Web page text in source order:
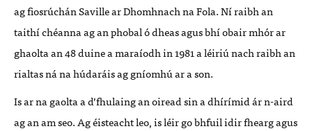
ag fiosrúchán Saville ar Dhomhnach na Fola. Ní raibh an
taithí chéanna ag an phobal ó dheas agus bhí obair mhór ar
ghaolta an 48 duine a maraíodh in 1981 a léiriú nach raibh an
rialtas ná na húdaráis ag gníomhú ar a son.
Is ar na gaolta a d’fhulaing an oiread sin a dhírímid ár n-aird
ag an am seo. Ag éisteacht leo, is léir go bhfuil idir fhearg agus